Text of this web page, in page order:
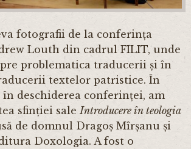
fotografii de la conferința
Louth din cadrul FILIT, unde
problematica traducerii și în
textelor patristice. În
în deschiderea conferinței, am
sfinției sale Introducere în teologia
de domnul Dragoș Mîrșanu și
Doxologia. A fost o